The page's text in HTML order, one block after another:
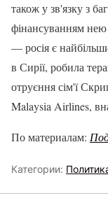
також у зв'язку з
фінансуванням нею
— росія є
в Сирії, робила
отруєння сім'ї
Malaysia Airlines,
По материалам:
Категории: